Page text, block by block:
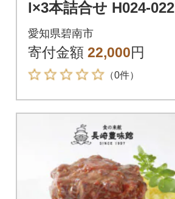
l×3本詰合せ H024-022
愛知県碧南市
寄付金額 22,000円
（0件）